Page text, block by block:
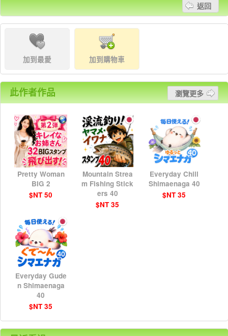
返回
加到最愛 加到購物車
此作者作品 瀏覽更多
Pretty Woman
BIG 2
$NT 50
Mountain Strea
m Fishing Stick
ers 40
$NT 35
Everyday Chill
Shimaenaga 40
$NT 35
Everyday Gude
n Shimaenaga
40
$NT 35